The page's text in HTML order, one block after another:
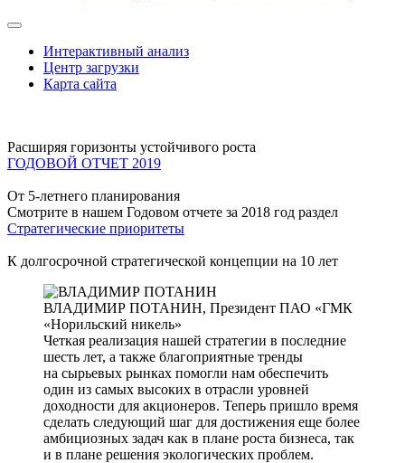
Интерактивный анализ
Центр загрузки
Карта сайта
Расширяя горизонты устойчивого роста
ГОДОВОЙ ОТЧЕТ 2019
От 5-летнего планирования
Смотрите в нашем Годовом отчете за 2018 год раздел
Стратегические приоритеты
К долгосрочной стратегической концепции на 10 лет
ВЛАДИМИР ПОТАНИН, Президент ПАО «ГМК
«Норильский никель»
Четкая реализация нашей стратегии в последние
шесть лет, а также благоприятные тренды
на сырьевых рынках помогли нам обеспечить
один из самых высоких в отрасли уровней
доходности для акционеров. Теперь пришло время
сделать следующий шаг для достижения еще более
амбициозных задач как в плане роста бизнеса, так
и в плане решения экологических проблем.